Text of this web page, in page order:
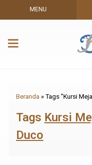
MENU
Beranda »Tags "Kursi
Tags Kursi
Duco